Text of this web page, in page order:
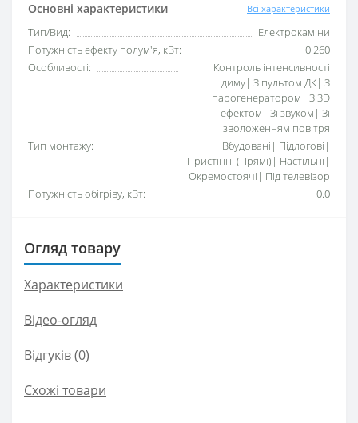
Основні характеристики Всі характеристики
Тип/Вид:
Електрокаміни
Потужність ефекту полум'я, кВт:
0.260
Особливості:
Контроль інтенсивності
диму| З пультом ДК| З
парогенератором| З 3D
ефектом| Зі звуком| Зі
зволоженням повітря
Тип монтажу:
Вбудовані| Підлогові|
Пристінні (Прямі)| Настільні|
Окремостоячі| Під телевізор
Потужність обігріву, кВт:
0.0
Огляд товару
Характеристики
Відео-огляд
Відгуків (0)
Схожі товари